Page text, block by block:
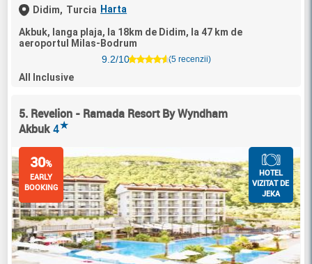
Didim, Turcia Harta
Akbuk, langa plaja, la 18km de Didim, la 47 km de
aeroportul Milas-Bodrum
9.2/10
(5 recenzii)
All Inclusive
5. Revelion - Ramada Resort By Wyndham
Akbuk 4★
30%
EARLY
BOOKING
HOTEL
VIZITAT DE
JEKA